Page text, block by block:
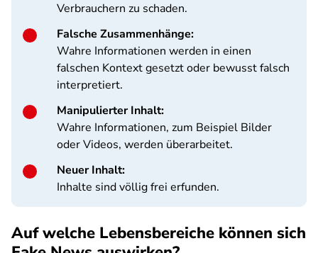
Verbrauchern zu schaden.
Falsche Zusammenhänge:
Wahre Informationen werden in einen
falschen Kontext gesetzt oder bewusst falsch
interpretiert.
Manipulierter Inhalt:
Wahre Informationen, zum Beispiel Bilder
oder Videos, werden überarbeitet.
Neuer Inhalt:
Inhalte sind völlig frei erfunden.
Auf welche Lebensbereiche können sich